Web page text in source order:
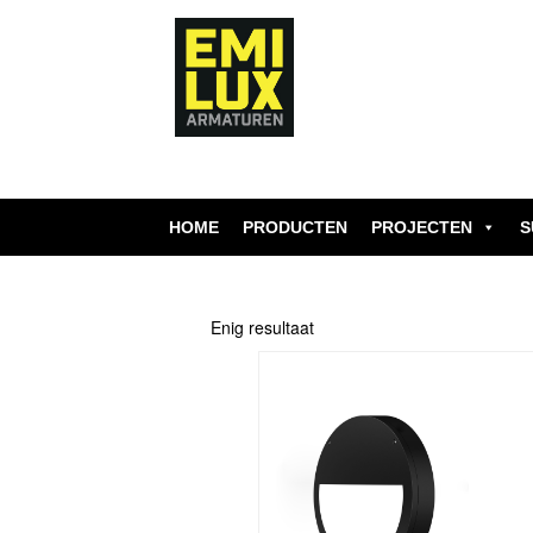
HOME PRODUCTEN PROJECTEN
Enig resultaat
meerdere
variaties.